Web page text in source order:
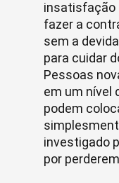
insatisfação
fazer a
sem a
para cuidar
Pessoas
em um nível
podem
investigado
por